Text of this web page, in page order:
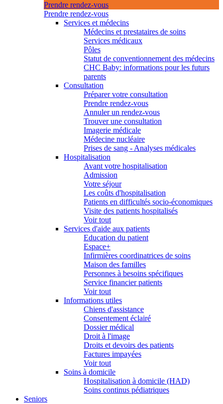
Prendre rendez-vous
Prendre rendez-vous
Services et médecins
Médecins et prestataires de soins
Services médicaux
Pôles
Statut de conventionnement des médecins
CHC Baby: informations pour les futurs
parents
Consultation
Préparer votre consultation
Prendre rendez-vous
Annuler un rendez-vous
Trouver une consultation
Imagerie médicale
Médecine nucléaire
Prises de sang - Analyses médicales
Hospitalisation
Avant votre hospitalisation
Admission
Votre séjour
Les coûts d'hospitalisation
Patients en difficultés socio-économiques
Visite des patients hospitalisés
Voir tout
Services d'aide aux patients
Education du patient
Espace+
Infirmières coordinatrices de soins
Maison des familles
Personnes à besoins spécifiques
Service financier patients
Voir tout
Informations utiles
Chiens d'assistance
Consentement éclairé
Dossier médical
Droit à l'image
Droits et devoirs des patients
Factures impayées
Voir tout
Soins à domicile
Hospitalisation à domicile (HAD)
Soins continus pédiatriques
Seniors